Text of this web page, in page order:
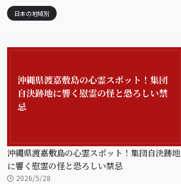
日本の地域別
沖縄県渡嘉敷島の心霊スポット！集団自決跡地
に響く慰霊の怪と恐ろしい禁忌
2026/5/28